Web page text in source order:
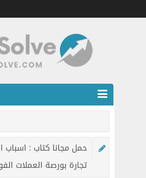
شركات الفوركس المرخصه
العضويه الذهبيه VIP
كتب
اتصل بنا
حمل مجانا كتاب : اسباب
تجارة بورصة العملات